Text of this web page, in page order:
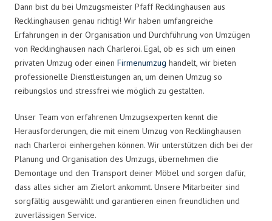
Dann bist du bei Umzugsmeister Pfaff Recklinghausen aus
Recklinghausen genau richtig! Wir haben umfangreiche
Erfahrungen in der Organisation und Durchführung von Umzügen
von Recklinghausen nach Charleroi. Egal, ob es sich um einen
privaten Umzug oder einen Firmenumzug handelt, wir bieten
professionelle Dienstleistungen an, um deinen Umzug so
reibungslos und stressfrei wie möglich zu gestalten.
Unser Team von erfahrenen Umzugsexperten kennt die
Herausforderungen, die mit einem Umzug von Recklinghausen
nach Charleroi einhergehen können. Wir unterstützen dich bei der
Planung und Organisation des Umzugs, übernehmen die
Demontage und den Transport deiner Möbel und sorgen dafür,
dass alles sicher am Zielort ankommt. Unsere Mitarbeiter sind
sorgfältig ausgewählt und garantieren einen freundlichen und
zuverlässigen Service.